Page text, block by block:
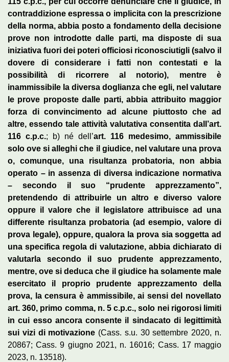
contraddizione espressa o implicita con la prescrizione
della norma, abbia posto a fondamento della decisione
prove non introdotte dalle parti, ma disposte di sua
iniziativa fuori dei poteri officiosi riconosciutigli (salvo il
dovere di considerare i fatti non contestati e la
possibilità di ricorrere al notorio), mentre è
inammissibile la diversa doglianza che egli, nel valutare
le prove proposte dalle parti, abbia attribuito maggior
forza di convincimento ad alcune piuttosto che ad
altre, essendo tale attività valutativa consentita dall’art.
116 c.p.c.; b) né dell’art. 116 medesimo, ammissibile
solo ove si alleghi che il giudice, nel valutare una prova
o, comunque, una risultanza probatoria, non abbia
operato – in assenza di diversa indicazione normativa
– secondo il suo “prudente apprezzamento”,
pretendendo di attribuirle un altro e diverso valore
oppure il valore che il legislatore attribuisce ad una
differente risultanza probatoria (ad esempio, valore di
prova legale), oppure, qualora la prova sia soggetta ad
una specifica regola di valutazione, abbia dichiarato di
valutarla secondo il suo prudente apprezzamento,
mentre, ove si deduca che il giudice ha solamente male
esercitato il proprio prudente apprezzamento della
prova, la censura è ammissibile, ai sensi del novellato
art. 360, primo comma, n. 5 c.p.c., solo nei rigorosi limiti
in cui esso ancora consente il sindacato di legittimità
sui vizi di motivazione (Cass. s.u. 30 settembre 2020, n.
20867; Cass. 9 giugno 2021, n. 16016; Cass. 17 maggio
2023, n. 13518).